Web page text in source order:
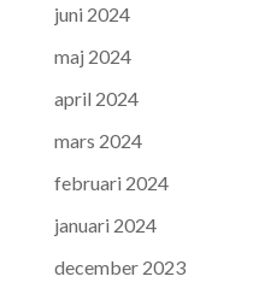
juni 2024
maj 2024
april 2024
mars 2024
februari 2024
januari 2024
december 2023